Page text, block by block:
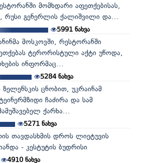
მომხდარი აფეთქებისას,
რუსი გენერლის ქალიშვილი და...
5991 ნახვა
მოსკოვში, რესტორანში
ტერორისტული აქტი უწოდა,
ინფორმაც...
5284ნახვა
ცნობით, უკრაინამ
ჩაძირა და სამ
ქარხა...
5271ნახვა
თავდასხმის დროს ლიეტუვის
- კესტუტის ბუდრისი
4910ნახვა